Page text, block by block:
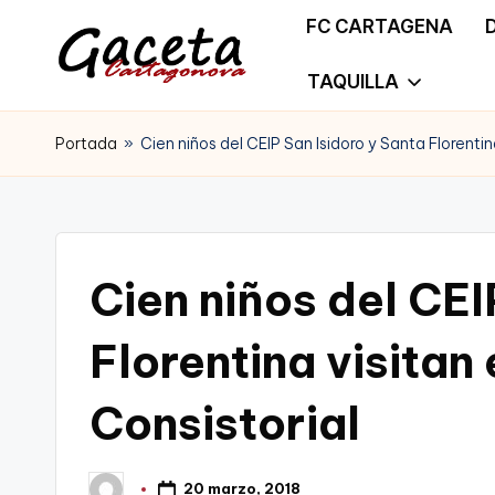
Saltar
al
G
a
e
Gaceta
Cartagonova,
que
FC CARTAGENA
TAQUILLA
Portada » Cien niños del CEIP San Isidoro y Santa
Cien niños del
Florentina visitan
Consistorial
20 marzo, 2018